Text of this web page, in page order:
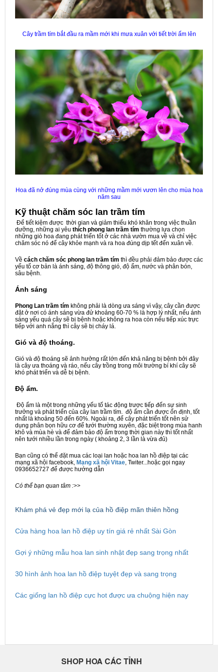
Cây trầm tím bắt đầu ra mầm mới khi mưa xuân với tiết trời ấm lên
Hoa đã nở đúng mùa cùng với những mầm mới vươn lên cho mùa hoa
năm sau
Kỹ thuật chăm sóc lan trầm tím
Để tiết kiệm được thời gian và giảm thiểu khó khăn trong việc thuần
dưỡng, những ai yêu thích phong lan trầm tím thường lựa chọn
những giò hoa đang phát triển tốt ở các nhà vườn mua về và chỉ việc
chăm sóc nó để cây khỏe mạnh và ra hoa đúng dịp tết đến xuân về.
Về cách chăm sóc phong lan trầm tím thì đều phải đảm bảo được các
yếu tố cơ bản là ánh sáng, độ thông gió, độ ẩm, nước và phân bón,
sâu bệnh.
Ánh sáng
Phong Lan trầm tím không phải là dòng ưa sáng vì vậy, cây cần được
đặt ở nơi có ánh sáng vừa đử khoảng 60-70 % là hợp lý nhất, nếu ánh
sáng yếu quá cây sẽ bị bệnh hoặc không ra hoa còn nếu tiếp xúc trực
tiếp với anh nắng thì cây sẽ bị cháy lá.
Gió và độ thoáng.
Gió và độ thoáng sẽ ảnh hưởng rất lớn đến khả năng bị bệnh bởi đây
là cây ưa thoáng và ráo, nếu cây trồng trong môi trường bí khí cây sẽ
khó phát triển và dễ bị bệnh.
Độ ẩm.
Độ ẩm là một trong những yếu tố tác động trược tiếp đến sự sinh
trưởng và phát triển của cây lan trầm tím. độ ẩm cần được ổn định, tốt
nhất là khoảng 50 đến 60%. Ngoài ra, để cây phát triển tốt nên sử
dụng phân bọn hữu cơ để tưới thường xuyên, đặc biệt trong mùa hanh
khô và mùa hè và để đảm bảo độ ẩm trong thời gian này thì tốt nhất
nên tưới nhiều lần trong ngày ( khoảng 2, 3 lần là vừa đủ)
Bạn cũng có thể đặt mua các loại lan hoặc hoa lan hồ điệp tại các
mạng xã hội facebook, Mạng xã hội Vitae, Twiter...hoặc gọi ngay
0936652727 để được hướng dẫn
Có thể bạn quan tâm :>>
Khám phá vẻ đẹp mới lạ của hồ điệp mãn thiên hồng
Cửa hàng hoa lan hồ điệp uy tín giá rẻ nhất Sài Gòn
Gợi ý những mẫu hoa lan sinh nhật đẹp sang trọng nhất
30 hình ảnh hoa lan hồ điệp tuyệt đẹp và sang trọng
Các giống lan hồ điệp cực hot được ưa chuộng hiện nay
SHOP HOA CÁC TỈNH